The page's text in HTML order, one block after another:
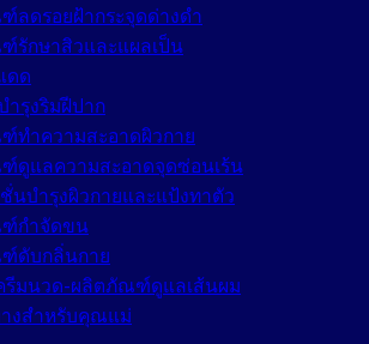
ลดรอยฝ้ากระจุดด่างดำ
รักษาสิวและแผลเป็น
ดด
ำรุงริมฝีปาก
ทำความสะอาดผิวกาย
ดูแลความสะอาดจุดซ่อนเร้น
นบำรุงผิวกายและแป้งทาตัว
กำจัดขน
ดับกลิ่นกาย
รีมนวด-ผลิตภัณฑ์ดูแลเส้นผม
างสำหรับคุณแม่